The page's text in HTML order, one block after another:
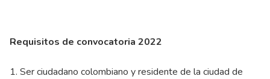
Requisitos de convocatoria 2022
1. Ser ciudadano colombiano y residente de la ciudad de